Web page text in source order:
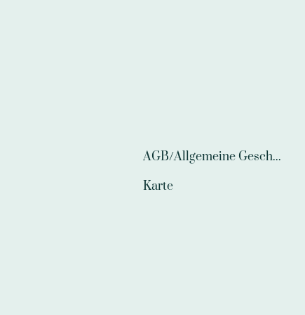
AGB/Allgemeine Geschäftsbedingungen
Karte